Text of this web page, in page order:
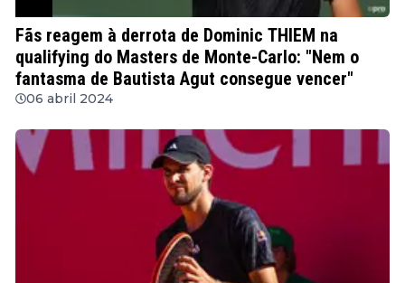
Fãs reagem à derrota de Dominic THIEM na
qualifying do Masters de Monte-Carlo: "Nem o
fantasma de Bautista Agut consegue vencer"
06 abril 2024